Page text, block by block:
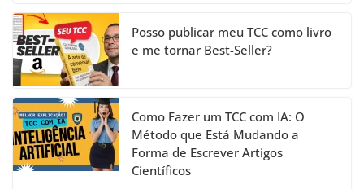
el
Posso publicar meu TCC como livro
e me tornar Best-Seller?
Como Fazer um TCC com IA: O
Método que Está Mudando a
Forma de Escrever Artigos
Científicos